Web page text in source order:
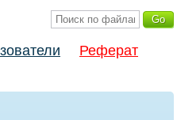
Реферат